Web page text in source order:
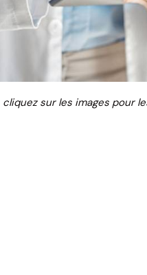
cliquez sur les images pour